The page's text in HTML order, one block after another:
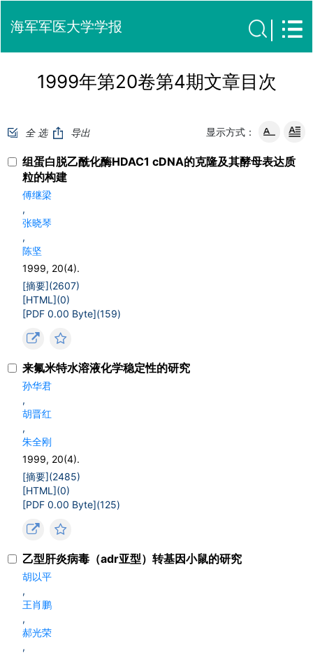
海军军医大学学报
1999年第20卷第4期文章目次
全 选 导出 显示方式：
组蛋白脱乙酰化酶HDAC1 cDNA的克隆及其酵母表达质
粒的构建
傅继梁
,
张晓琴
,
陈坚
1999, 20(4).
[摘要](2607)
[HTML](0)
[PDF 0.00 Byte](159)
来氟米特水溶液化学稳定性的研究
孙华君
,
胡晋红
,
朱全刚
1999, 20(4).
[摘要](2485)
[HTML](0)
[PDF 0.00 Byte](125)
乙型肝炎病毒（adr亚型）转基因小鼠的研究
胡以平
,
王肖鹏
,
郝光荣
,